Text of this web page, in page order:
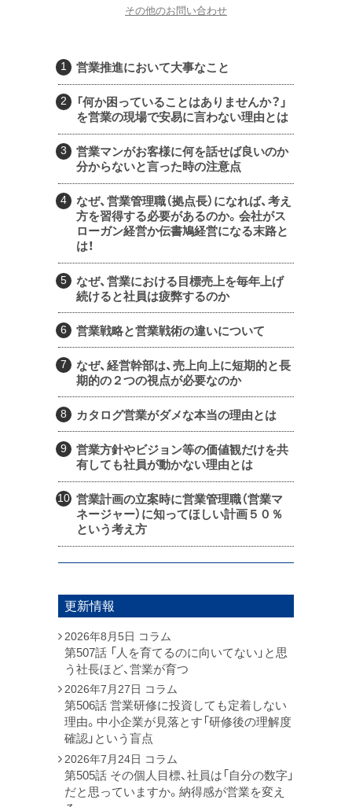
その他のお問い合わせ
営業推進において大事なこと
「何か困っていることはありませんか？」
を営業の現場で安易に言わない理由とは
営業マンがお客様に何を話せば良いのか
分からないと言った時の注意点
なぜ、営業管理職（拠点長）になれば、考え
方を習得する必要があるのか。会社がス
ローガン経営か伝書鳩経営になる末路と
は！
なぜ、営業における目標売上を毎年上げ
続けると社員は疲弊するのか
営業戦略と営業戦術の違いについて
なぜ、経営幹部は、売上向上に短期的と長
期的の２つの視点が必要なのか
カタログ営業がダメな本当の理由とは
営業方針やビジョン等の価値観だけを共
有しても社員が動かない理由とは
営業計画の立案時に営業管理職（営業マ
ネージャー）に知ってほしい計画５０％
という考え方
更新情報
2026年8月5日 コラム
第507話 「人を育てるのに向いてない」と思
う社長ほど、営業が育つ
2026年7月27日 コラム
第506話 営業研修に投資しても定着しない
理由。中小企業が見落とす「研修後の理解度
確認」という盲点
2026年7月24日 コラム
第505話 その個人目標、社員は「自分の数字」
だと思っていますか。納得感が営業を変え